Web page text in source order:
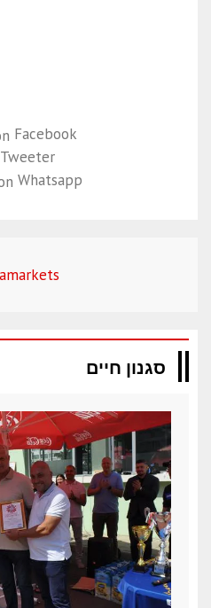
Facebook
Tweeter
Whatsapp
סגנון חיים